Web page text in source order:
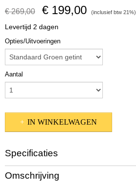
€ 269,00 € 199,00 (inclusief btw 21%)
Levertijd 2 dagen
Opties/Uitvoeringen
Aantal
IN WINKELWAGEN
Specificaties
Productcode
379-760
Omschrijving